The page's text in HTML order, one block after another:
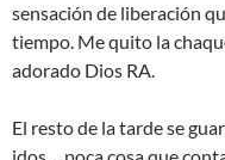
sensación de liberación
tiempo. Me quito la
adorado Dios RA.
El resto de la tarde se